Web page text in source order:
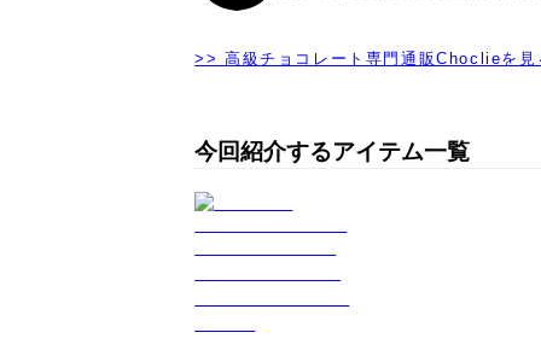
>> 高級チョコレート専門通販Choclieを見
今回紹介するアイテム一覧